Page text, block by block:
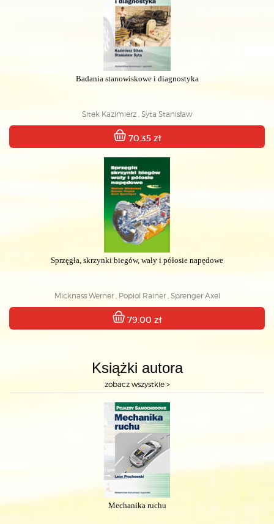
Badania stanowiskowe i diagnostyka
Sitek Kazimierz , Syta Stanisław
70.35 zł
Sprzęgła, skrzynki biegów, wały i półosie napędowe
Micknass Werner , Popiol Rainer , Sprenger Axel
79.00 zł
Książki autora
zobacz wszystkie >
Mechanika ruchu